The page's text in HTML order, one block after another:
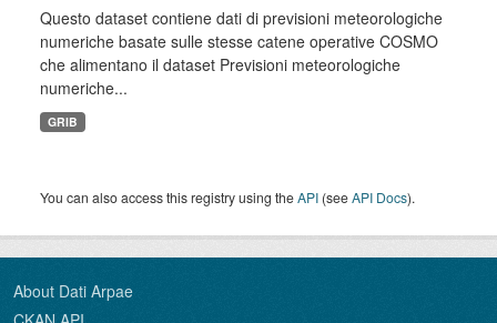
Questo dataset contiene dati di previsioni meteorologiche
numeriche basate sulle stesse catene operative COSMO
che alimentano il dataset Previsioni meteorologiche
numeriche...
GRIB
You can also access this registry using theAPI (seeAPI Docs).
About Dati Arpae